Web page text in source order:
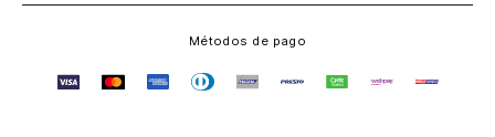
Métodos de pago